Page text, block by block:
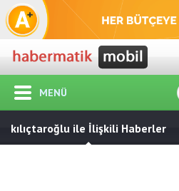
MENÜ
kılıçtaroğlu ile İlişkili Haberler